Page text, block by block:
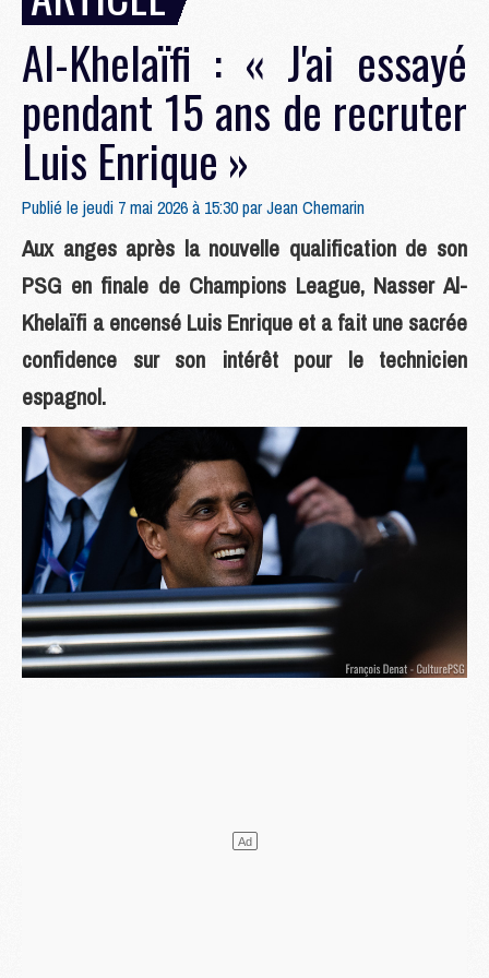
Al-Khelaïfi : « J'ai essayé
pendant 15 ans de recruter
Luis Enrique »
Publié le jeudi 7 mai 2026 à 15:30 parJean Chemarin
Aux anges après la nouvelle qualification de son
PSG en finale de Champions League, Nasser Al-
Khelaïfi a encensé Luis Enrique et a fait une sacrée
confidence sur son intérêt pour le technicien
espagnol.